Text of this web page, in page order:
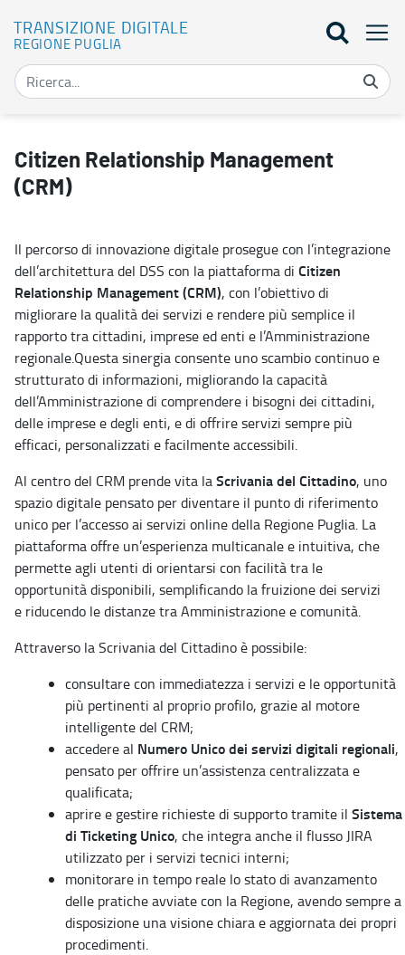
TRANSIZIONE DIGITALE
REGIONE PUGLIA
Citizen Relationship Management
(CRM)
Il percorso di innovazione digitale prosegue con l’integrazione
dell’architettura del DSS con la piattaforma di Citizen
Relationship Management (CRM), con l’obiettivo di
migliorare la qualità dei servizi e rendere più semplice il
rapporto tra cittadini, imprese ed enti e l’Amministrazione
regionale.Questa sinergia consente uno scambio continuo e
strutturato di informazioni, migliorando la capacità
dell’Amministrazione di comprendere i bisogni dei cittadini,
delle imprese e degli enti, e di offrire servizi sempre più
efficaci, personalizzati e facilmente accessibili.
Al centro del CRM prende vita laScrivania del Cittadino, uno
spazio digitale pensato per diventare il punto di riferimento
unico per l’accesso ai servizi online della Regione Puglia. La
piattaforma offre un’esperienza multicanale e intuitiva, che
permette agli utenti di orientarsi con facilità tra le
opportunità disponibili, semplificando la fruizione dei servizi
e riducendo le distanze tra Amministrazione e comunità.
Attraverso la Scrivania del Cittadino è possibile:
consultare con immediatezza i servizi e le opportunità
più pertinenti al proprio profilo, grazie al motore
intelligente del CRM;
accedere al Numero Unico dei servizi digitali regionali,
pensato per offrire un’assistenza centralizzata e
qualificata;
aprire e gestire richieste di supporto tramite il Sistema
di Ticketing Unico, che integra anche il flusso JIRA
utilizzato per i servizi tecnici interni;
monitorare in tempo reale lo stato di avanzamento
delle pratiche avviate con la Regione, avendo sempre a
disposizione una visione chiara e aggiornata dei propri
procedimenti.